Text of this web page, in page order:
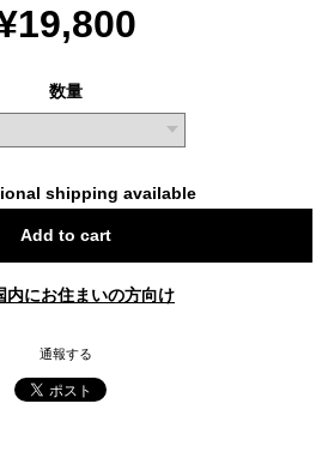
数量
shipping available
Add to cart
内にお住まいの方向け
通報する